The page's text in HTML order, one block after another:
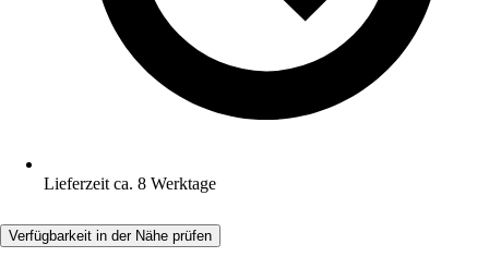
Lieferzeit ca. 8 Werktage
Verfügbarkeit in der Nähe prüfen